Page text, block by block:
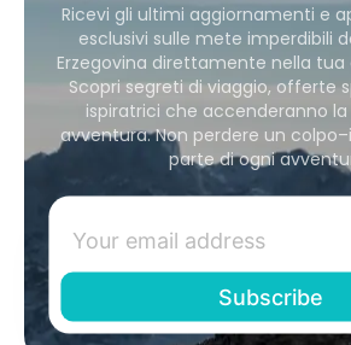
Ricevi gli ultimi aggiornamenti e
esclusivi sulle mete imperdibili
Erzegovina direttamente nella tua
Scopri segreti di viaggio, offerte
ispiratrici che accenderanno
avventura. Non perdere un
parte di ogni